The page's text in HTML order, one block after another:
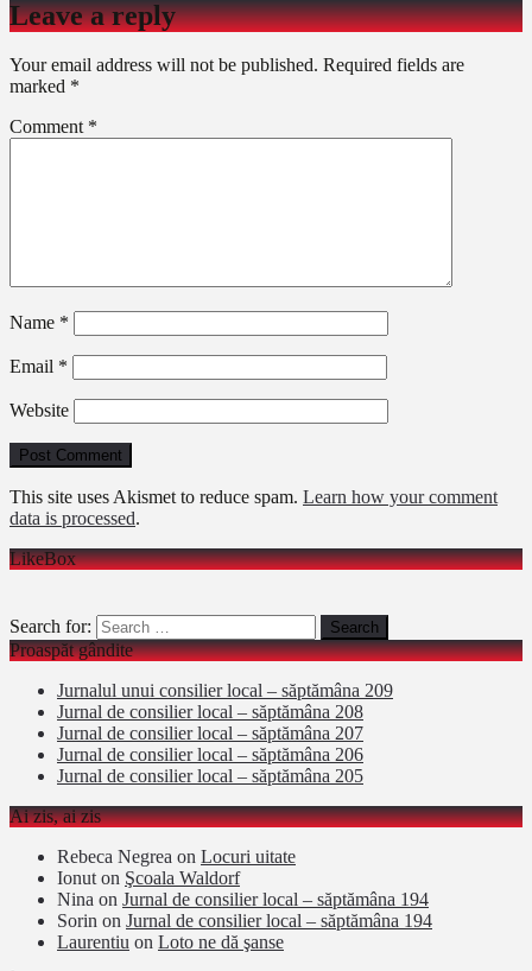
Leave a reply
Your email address will not be published. Required fields are
marked *
Comment *
Name *
Email *
Website
This site uses Akismet to reduce spam. Learn how your comment
data is processed.
LikeBox
Search for:
Proaspăt gândite
Jurnalul unui consilier local – săptămâna 209
Jurnal de consilier local – săptămâna 208
Jurnal de consilier local – săptămâna 207
Jurnal de consilier local – săptămâna 206
Jurnal de consilier local – săptămâna 205
Ai zis, ai zis
Rebeca Negrea on Locuri uitate
Ionuton Şcoala Waldorf
Nina on Jurnal de consilier local – săptămâna 194
Sorin on Jurnal de consilier local – săptămâna 194
Laurentiu on Loto ne dă şanse